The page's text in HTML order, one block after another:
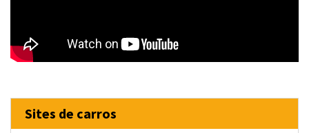
Sites de carros